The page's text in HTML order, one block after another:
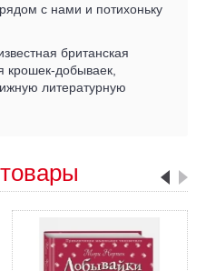
с нами и потихоньку
британская
крошек-добываек,
литературную